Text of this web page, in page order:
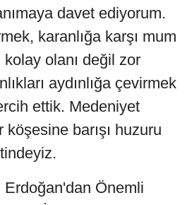
davet ediyorum.
karanlığa karşı mum
olanı değil zor
aydınlığa çevirmek
ettik. Medeniyet
köşesine barışı huzuru